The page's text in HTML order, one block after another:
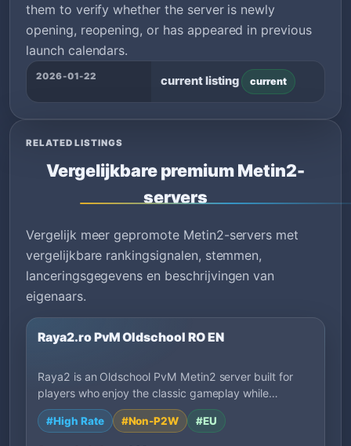
them to verify whether the server is newly
opening, reopening, or has appeared in previous
launch calendars.
2026-01-22 current listing current
RELATED LISTINGS
Vergelijkbare premium Metin2-
servers
Vergelijk meer gepromote Metin2-servers met
vergelijkbare rankingsignalen, stemmen,
lanceringsgegevens en beschrijvingen van
eigenaars.
Raya2.ro PvM Oldschool RO EN
Raya2 is an Oldschool PvM Metin2 server built for
players who enjoy the classic gameplay while…
#High Rate #Non-P2W #EU